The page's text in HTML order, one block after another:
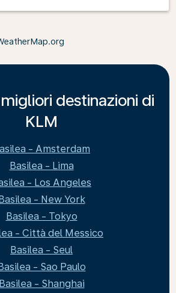
destinazioni di
KLM
- Amsterdam
Basilea - Lima
- Los Angeles
- New York
Basilea - Tokyo
- Città del Messico
Basilea - Seul
- Sao Paulo
Basilea - Shanghai